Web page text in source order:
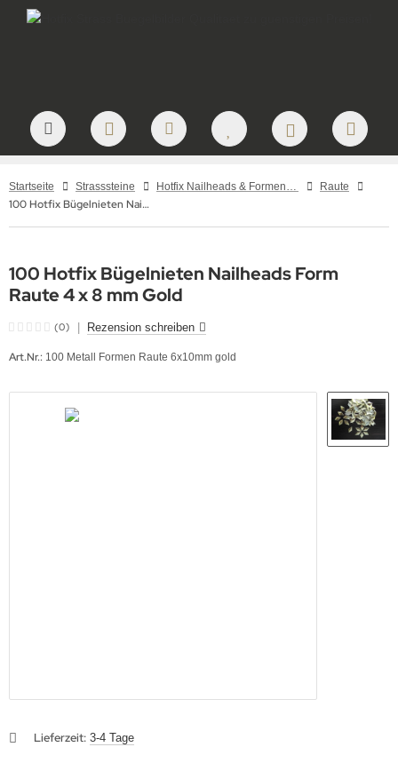
Startseite Strasssteine Hotfix Nailheads & Formen – Metallformen & Aluplättchen zum Aufbügeln Raute
100 Hotfix Bügelnieten Nailheads Form Raute 4 x 8 mm Gold
100 Hotfix Bügelnieten Nailheads Form
Raute 4 x 8 mm Gold
(0) Rezension schreiben
Art.Nr.: 100 Metall Formen Raute 6x10mm gold
Lieferzeit: 3-4 Tage